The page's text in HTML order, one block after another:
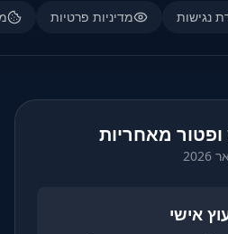
נגישות מדיניות פרטיות
מאחריות
אישי